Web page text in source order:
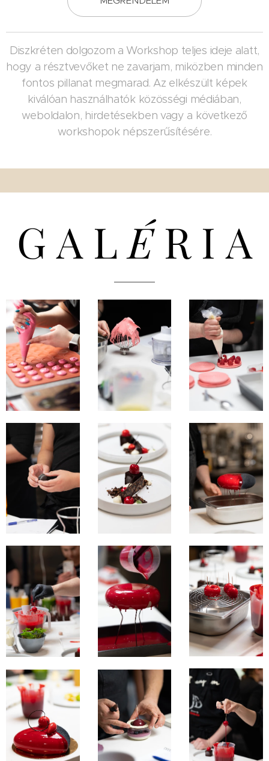
Diszkréten dolgozom a Workshop teljes ideje alatt,
hogy a résztvevőket ne zavarjam, miközben minden
fontos pillanat megmarad. Az elkészült képek
kiválóan használhatók közösségi médiában,
weboldalon, hirdetésekben vagy a következő
workshopok népszerűsítésére.
G A LÉR I A